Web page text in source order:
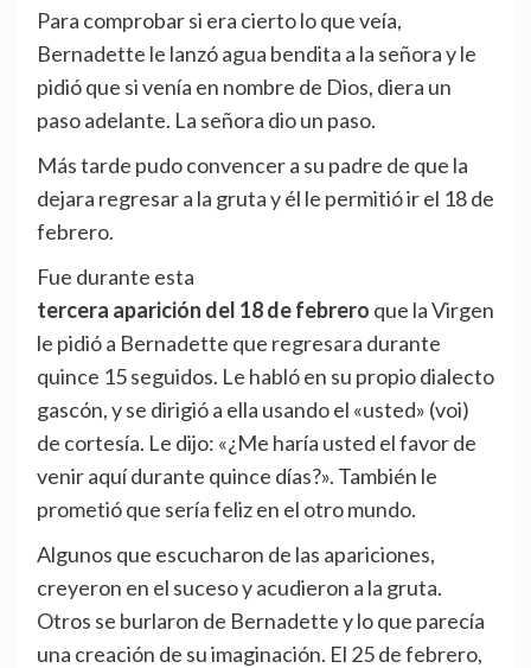
Para comprobar si era cierto lo que veía,
Bernadette le lanzó agua bendita a la señora y le
pidió que si venía en nombre de Dios, diera un
paso adelante. La señora dio un paso.
Más tarde pudo convencer a su padre de que la
dejara regresar a la gruta y él le permitió ir el 18 de
febrero.
Fue durante esta
tercera aparición del 18 de febrero que la Virgen
le pidió a Bernadette que regresara durante
quince 15 seguidos. Le habló en su propio dialecto
gascón, y se dirigió a ella usando el «usted» (voi)
de cortesía. Le dijo: «¿Me haría usted el favor de
venir aquí durante quince días?». También le
prometió que sería feliz en el otro mundo.
Algunos que escucharon de las apariciones,
creyeron en el suceso y acudieron a la gruta.
Otros se burlaron de Bernadette y lo que parecía
una creación de su imaginación. El 25 de febrero,